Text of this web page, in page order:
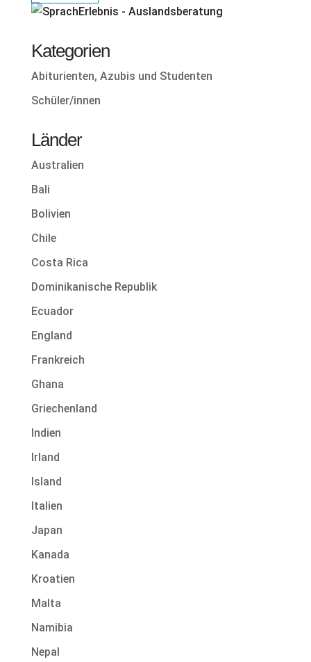
Kategorien
Abiturienten, Azubis und Studenten
Schüler/innen
Länder
Australien
Bali
Bolivien
Chile
Costa Rica
Dominikanische Republik
Ecuador
England
Frankreich
Ghana
Griechenland
Indien
Irland
Island
Italien
Japan
Kanada
Kroatien
Malta
Namibia
Nepal